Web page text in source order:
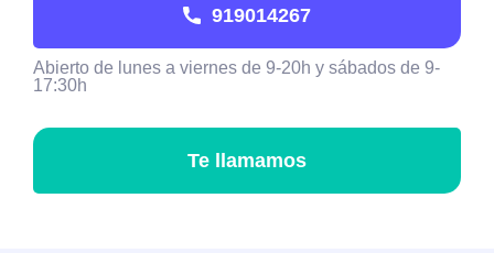
919014267
Abierto de lunes a viernes de 9-20h y sábados de 9-
17:30h
Te llamamos